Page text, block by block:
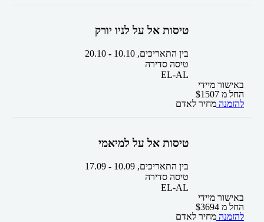
טיסות אל על לניו יורק
בין התאריכים, -
20.10
טיסה סדירה
EL-AL
באישור מיידי
החל מ
$1507
להזמנה מחיר לאדם
טיסות אל על למיאמי
בין התאריכים, -
17.09
טיסה סדירה
EL-AL
באישור מיידי
החל מ
$3694
להזמנה מחיר לאדם